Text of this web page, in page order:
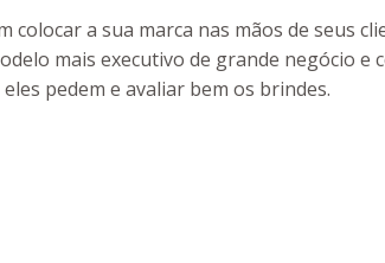
a sua marca nas mãos de seus
mais executivo de grande negócio e
pedem e avaliar bem os brindes.